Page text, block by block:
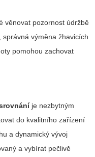
věnovat pozornost údržbě
výměna žhavicích
pomohou zachovat
je nezbytným
do kvalitního zařízení
a dynamický vývoj
a vybírat pečlivě